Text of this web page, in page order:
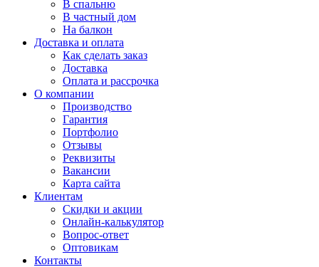
В спальню
В частный дом
На балкон
Доставка и оплата
Как сделать заказ
Доставка
Оплата и рассрочка
О компании
Производство
Гарантия
Портфолио
Отзывы
Реквизиты
Вакансии
Карта сайта
Клиентам
Скидки и акции
Онлайн-калькулятор
Вопрос-ответ
Оптовикам
Контакты